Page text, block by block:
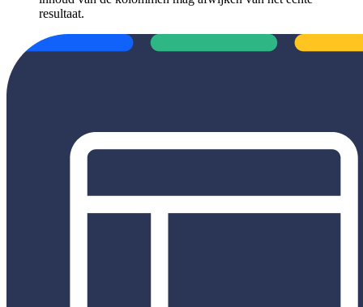
resultaat.